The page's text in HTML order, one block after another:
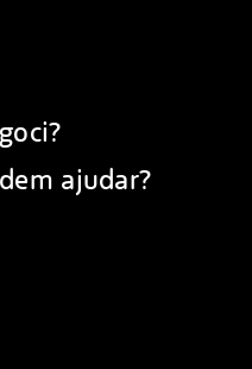
ajudar?